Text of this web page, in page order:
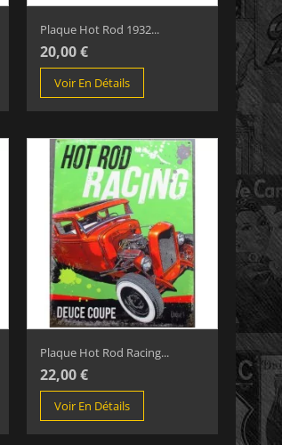
Plaque Hot Rod 1932...
20,00 €
Voir En Détails
Plaque Hot Rod Racing...
22,00 €
Voir En Détails